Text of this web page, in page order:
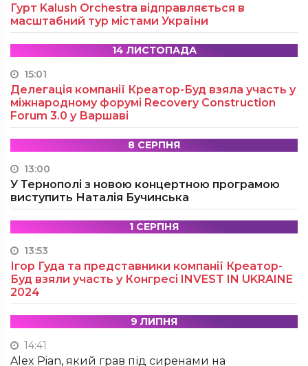
Гурт Kalush Orchestra відправляється в
масштабний тур містами України
14 ЛИСТОПАДА
15:01
Делегація компанії Креатор-Буд взяла участь у
міжнародному форумі Recovery Construction
Forum 3.0 у Варшаві
8 СЕРПНЯ
13:00
У Тернополі з новою концертною програмою
виступить Наталія Бучинська
1 СЕРПНЯ
13:53
Ігор Гуда та представники компанії Креатор-
Буд взяли участь у Конгресі INVEST IN UKRAINE
2024
9 ЛИПНЯ
14:41
Alex Pian, який грав під сиренами на